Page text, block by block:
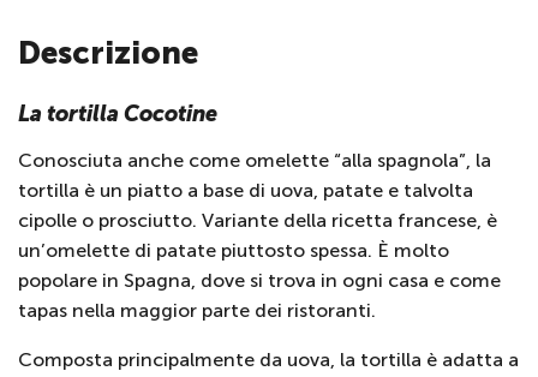
Descrizione
La tortilla Cocotine
Conosciuta anche come omelette “alla spagnola”, la
tortilla è un piatto a base di uova, patate e talvolta
cipolle o prosciutto. Variante della ricetta francese, è
un’omelette di patate piuttosto spessa. È molto
popolare in Spagna, dove si trova in ogni casa e come
tapas nella maggior parte dei ristoranti.
Composta principalmente da uova, la tortilla è adatta a